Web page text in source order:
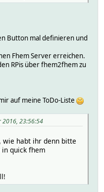
Button mal definieren und
Fhem Server erreichen.
RPis über fhem2fhem zu
auf meine ToDo-Liste
2016, 23:56:54
wie habt ihr denn bitte
in quick fhem